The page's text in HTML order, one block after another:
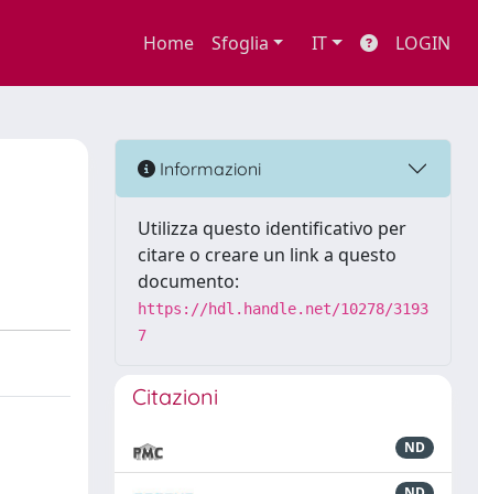
Home Sfoglia IT LOGIN
Informazioni
Utilizza questo identificativo per
citare o creare un link a questo
documento:
https://hdl.handle.net/10278/3193
7
Citazioni
ND